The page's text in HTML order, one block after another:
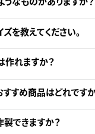
を教えてください。
作れますか？
すめ商品はどれです
できますか？